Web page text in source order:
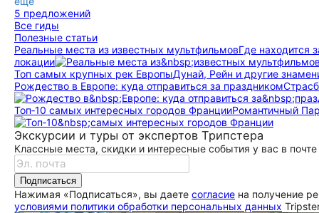
5 предложений
Все гиды
Полезные статьи
Реальные места из известных мультфильмовГде находится
локации
Топ самых крупных рек ЕвропыДунай, Рейн и другие
Рождество в Европе: куда отправиться за праздником
Топ‑10 самых интересных городов ФранцииРомантичный
Экскурсии и туры от экспертов Трипстера
Классные места, скидки и интересные события у вас в почте
Подписаться
Нажимая «Подписаться», вы даете согласие на получение
условиями политики обработки персональных данных